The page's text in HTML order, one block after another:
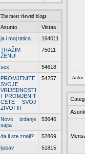
The most viewed blogs
Asunto
Vistas
ja i moj tatica
164011
TRAŽIM
ŽENU!
75011
sex
54618
PROMJENITE
SVOJE
VRIJEDNOSTI
I PROMJENIT
CETE SVOJ
ZIVOT!!!
54257
Novo izdanje
sajta
53646
da li ste znali?
52869
ljubav
51815